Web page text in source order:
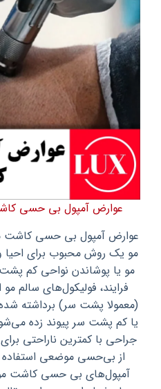
رویش
دوباره
عوارض آمپول بی حسی
عوارض آمپول بی حسی
مو یک روش محبوب برای
مو یا پوشاندن نواحی کم
فرایند، فولیکول‌های سالم مو
(معمولا پشت سر) برداشته
یا کم پشت سر پیوند زده
جراحی با کمترین ناراحتی برای
از بی‌حسی موضعی استفاده
آمپول‌های بی حسی کاشت